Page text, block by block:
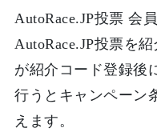
AutoRace.JP投票 会
AutoRace.JP投票を
が紹介コード登録後
行うとキャンペーン
えます。